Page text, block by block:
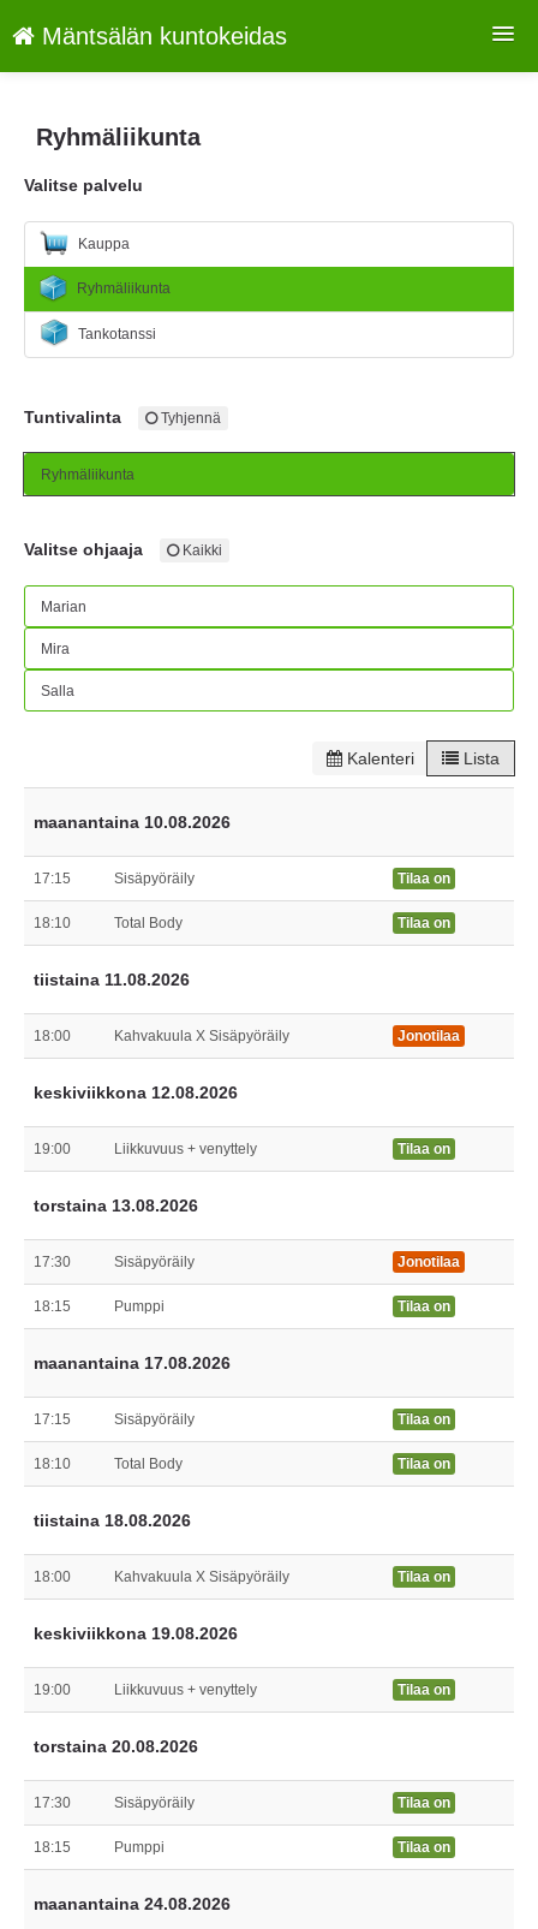
Mäntsälän kuntokeidas
Kirjaudu
Kieli: FI
Ryhmäliikunta
Valitse palvelu
Kauppa
Ryhmäliikunta
Tankotanssi
Tuntivalinta Tyhjennä
Ryhmäliikunta
Valitse ohjaaja Kaikki
Marian
Mira
Salla
Kalenteri Lista
maanantaina 10.08.2026
17:15 Sisäpyöräily Tilaa on
18:10 Total Body Tilaa on
tiistaina 11.08.2026
18:00 Kahvakuula X Sisäpyöräily Jonotilaa
keskiviikkona 12.08.2026
19:00 Liikkuvuus + venyttely Tilaa on
torstaina 13.08.2026
17:30 Sisäpyöräily Jonotilaa
18:15 Pumppi Tilaa on
maanantaina 17.08.2026
17:15 Sisäpyöräily Tilaa on
18:10 Total Body Tilaa on
tiistaina 18.08.2026
18:00 Kahvakuula X Sisäpyöräily Tilaa on
keskiviikkona 19.08.2026
19:00 Liikkuvuus + venyttely Tilaa on
torstaina 20.08.2026
17:30 Sisäpyöräily Tilaa on
18:15 Pumppi Tilaa on
maanantaina 24.08.2026